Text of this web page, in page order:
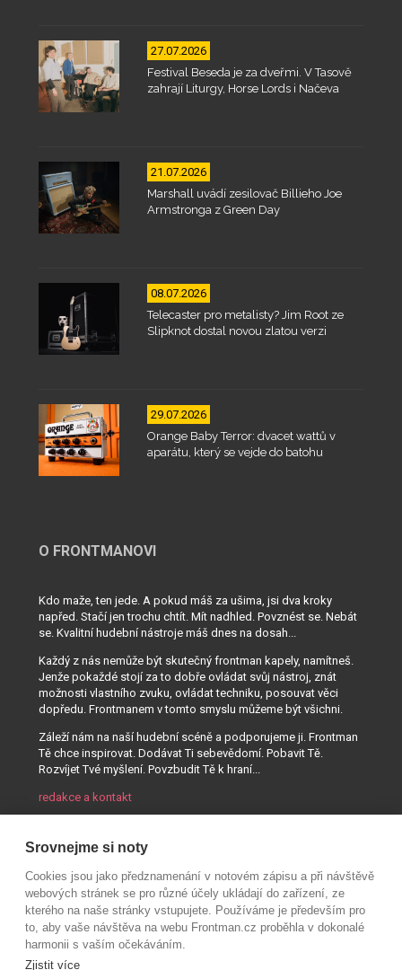
27.07.2026
Festival Beseda je za dveřmi. V Tasově
zahrají Liturgy, Horse Lords i Načeva
21.07.2026
Marshall uvádí zesilovač Billieho Joe
Armstronga z Green Day
08.07.2026
Telecaster pro metalisty? Jim Root ze
Slipknot dostal novou zlatou verzi
29.07.2026
Orange Baby Terror: dvacet wattů v
aparátu, který se vejde do batohu
O FRONTMANOVI
Kdo maže, ten jede. A pokud máš za ušima, jsi dva kroky
napřed. Stačí jen trochu chtít. Mít nadhled. Povznést se. Nebát
se. Kvalitní hudební nástroje máš dnes na dosah...
Každý z nás nemůže být skutečný frontman kapely, namítneš.
Jenže pokaždé stojí za to dobře ovládat svůj nástroj, znát
možnosti vlastního zvuku, ovládat techniku, posouvat věci
dopředu. Frontmanem v tomto smyslu můžeme být všichni.
Záleží nám na naší hudební scéně a podporujeme ji. Frontman
Tě chce inspirovat. Dodávat Ti sebevědomí. Pobavit Tě.
Rozvíjet Tvé myšlení. Povzbudit Tě k hraní...
redakce a kontakt
Srovnejme si noty
Cookies jsou jako předznamenání v notovém zápisu a při návštěvě
webových stránek se pro různé účely ukládají do zařízení, ze
kterého na naše stránky vstupujete. Používáme je především pro
to, aby vaše návštěva na webu Frontman.cz proběhla v dokonalé
harmonii s vaším očekáváním.
Zjistit více